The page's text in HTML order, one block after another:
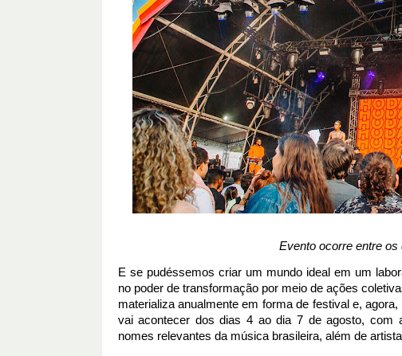
Evento ocorre entre os
E se pudéssemos criar um mundo ideal em um
no poder de transformação por meio de ações
materializa anualmente em forma de festival e,
vai acontecer dos dias 4 ao dia 7 de agosto, com
nomes relevantes da música brasileira, além de